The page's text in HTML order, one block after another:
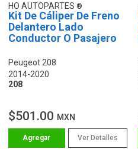
HO AUTOPARTES
Kit De Cáliper De Freno
Delantero Lado
Conductor O Pasajero
Peugeot 208
2014-2020
208
$501.00 MXN
Ver Detalles